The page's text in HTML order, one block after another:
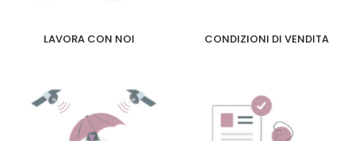
LAVORA CON NOI CONDIZIONI DI VENDITA